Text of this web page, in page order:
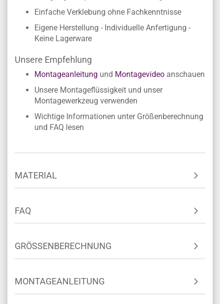
Einfache Verklebung ohne Fachkenntnisse
Eigene Herstellung - Individuelle Anfertigung -
Keine Lagerware
Unsere Empfehlung
Montageanleitung und Montagevideo anschauen
Unsere Montageflüssigkeit und unser
Montagewerkzeug verwenden
Wichtige Informationen unter Größenberechnung
und FAQ lesen
MATERIAL
FAQ
GRÖSSENBERECHNUNG
MONTAGEANLEITUNG